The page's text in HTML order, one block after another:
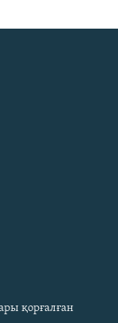
қорғалған